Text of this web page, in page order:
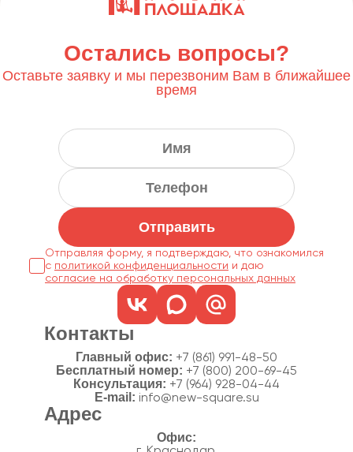
Остались вопросы?
Оставьте заявку и мы перезвоним Вам в ближайшее
время
Отправить
Отправляя форму, я подтверждаю, что ознакомился
с политикой конфиденциальности
согласие на обработку персональных данных
Контакты
Главный офис: +7 (861) 991-48-50
Бесплатный номер: +7 (800) 200-69-45
Консультация: +7 (964) 928-04-44
E-mail: info@new-square.su
Адрес